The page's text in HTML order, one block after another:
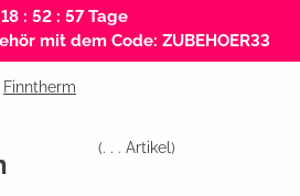
: 52 : 57Tage
mit dem Code: ZUBEHOER33
Finntherm
(. . . Artikel)